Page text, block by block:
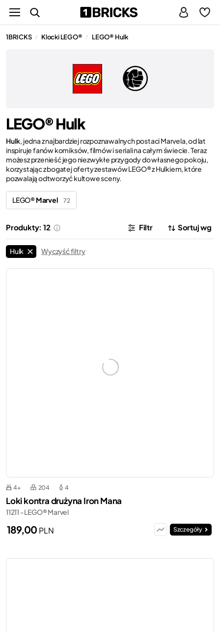
1BRICKS / Klocki LEGO® / LEGO® Hulk
LEGO® Hulk
Hulk, jedna z najbardziej rozpoznawalnych postaci Marvela, od lat
inspiruje fanów komiksów, filmów i seriali na całym świecie. Teraz
możesz przenieść jego niezwykłe przygody do własnego pokoju,
korzystając z bogatej oferty zestawów LEGO® z Hulkiem, które
pozwalają odtworzyć kultowe sceny.
LEGO®Marvel 72
Produkty: 12 Filtr Sortuj wg
Hulk Wyczyść filtry
4+ 204 4
Loki kontra drużyna Iron Mana
11211 - LEGO® Marvel
189,00 PLN Szczegóły